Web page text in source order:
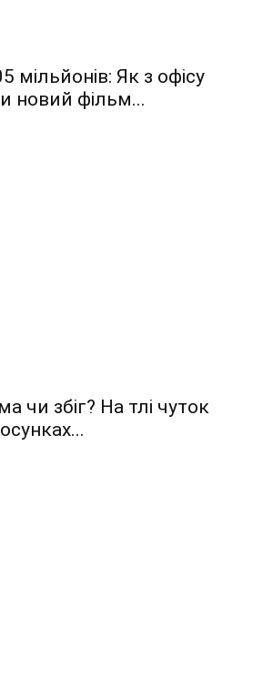
мільйонів: Як з офісу
новий фільм...
чи збіг? На тлі чуток